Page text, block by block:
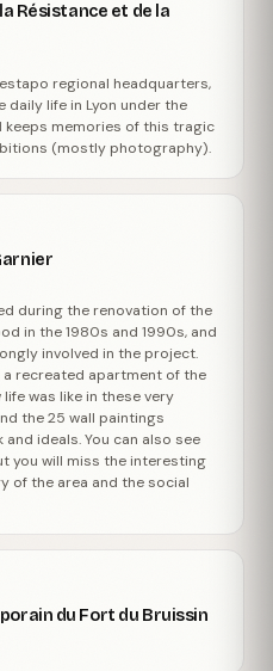
Résistance et de la
regional headquarters,
life in Lyon under the
keeps memories of this tragic
(mostly photography).
during the renovation of the
in the 1980s and 1990s, and
involved in the project.
recreated apartment of the
was like in these very
the 25 wall paintings
ideals. You can also see
you will miss the interesting
of the area and the social
du Fort du Bruissin